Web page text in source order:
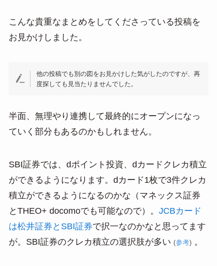
こんな貴重なまとめをしてくださっている投稿を
お見かけしました。
他の投稿でも別の図をお見かけした気がしたのですが、再
度探しても見当たりませんでした。
半面、無理やり連携して最終的にオープンになっ
ていく部分もあるのかもしれません。
SBI証券では、dポイント投資、dカードクレカ積立
ができるようになります。dカード1枚で3件クレカ
積立ができるようになるのかな（マネックス証券
とTHEO+ docomoでも可能なので）。 JCBカード
は松井証券とSBI証券で択一なのかなと思ってます
が。SBI証券のクレカ積立の選択肢が多い (参考) 。